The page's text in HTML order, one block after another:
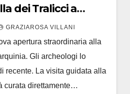
dei Tralicci a
GRAZIAROSA VILLANI
apertura straordinaria alla
Gli archeologi lo
recente. La visita guidata alla
curata direttamente…